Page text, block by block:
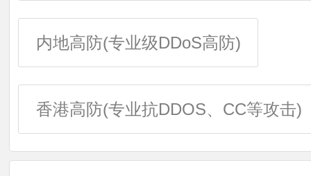
内地高防(专业级DDoS高防)
香港高防(专业抗DDOS、CC等攻击)